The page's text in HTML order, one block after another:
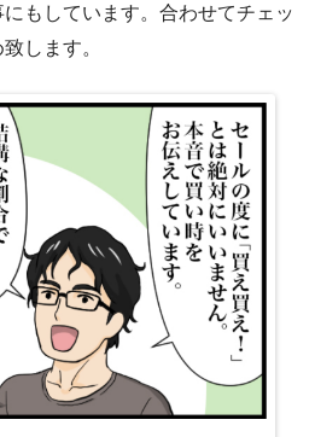
もしています。合わせてチェッ
します。